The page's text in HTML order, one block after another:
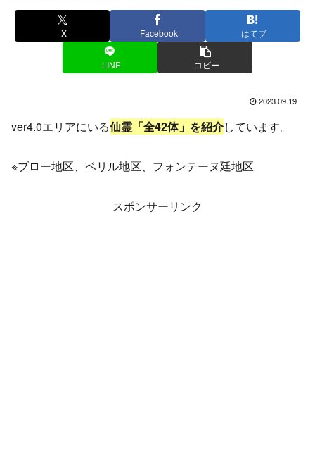
X Facebook はてブ
LINE コピー
2023.09.19
ver4.0エリアにいる仙霊「全42体」を紹介しています。
※ブロー地区、ベリル地区、フォンテーヌ廷地区
スポンサーリンク